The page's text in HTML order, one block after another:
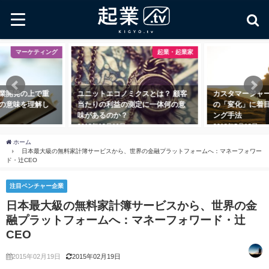
マーケティング
開発の上で重
意味を理解し
起業・起業家
ユニットエコノミクスとは？ 顧客
当たりの利益の測定に一体何の意
味があるのか？
2018年10月11日
カスタマージャ
の「変化」に着
ング手法
2018年5月18日
ホーム
日本最大級の無料家計簿サービスから、世界の金融プラットフォームへ：マネーフォワー
ド・辻CEO
注目ベンチャー企業
日本最大級の無料家計簿サービスから、世界の金
融プラットフォームへ：マネーフォワード・辻
CEO
2015年02月19日 2015年02月19日